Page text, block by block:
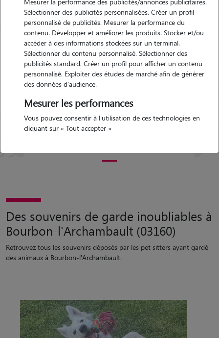
Garde d'animaux Bourbon-
l'Archambault (03160)
Avis déposé par FABIENNE le 24-
10-2018 01:15
"Que du bonheur une famille aimante
adorable à l'écoute qui donne des nouvelles
très souvent.Je les recommandes vivement.
Falcon a passé un très agréable séjour
5/5
Précédent
Des souvenirs de garde inoubliables à
Bourbon-l'Archambault (03160)
Retrouvez tous les souvenirs déposés par les pet sitters ayant gardé
des animaux à Bourbon-l'Archambault.
Sélectionner des publicités personnalisées. Créer un profil
personnalisé de publicités. Mesurer la performance du
contenu. Développer et améliorer les produits. Stocker et/ou
accéder à des informations stockées sur un terminal.
Sélectionner du contenu personnalisé. Sélectionner des
publicités standard. Créer un profil pour afficher un contenu
personnalisé. Exploiter des études de marché afin de générer
des données d'audience.
Mesurer les performances
Vous pouvez consentir à l'utilisation de ces technologies en
cliquant sur « Tout accepter »